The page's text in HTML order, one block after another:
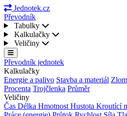
Jednotek.cz
Převodník
Tabulky
Kalkulačky
Veličiny
Převodník jednotek
Kalkulačky
Energie a palivo Stavba a materiál
Procenta Trojčlenka Průměr
Veličiny
Čas Délka Hmotnost Hustota Kroutící